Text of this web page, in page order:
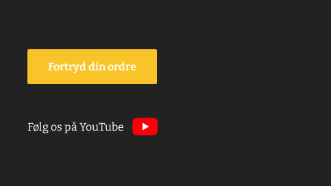
Fortryd din ordre
Følg os på YouTube